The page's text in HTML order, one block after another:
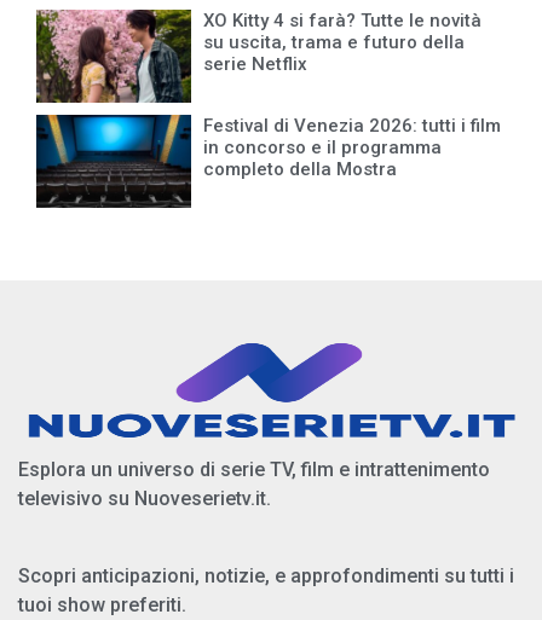
XO Kitty 4 si farà? Tutte le novità
su uscita, trama e futuro della
serie Netflix
Festival di Venezia 2026: tutti i film
in concorso e il programma
completo della Mostra
Esplora un universo di serie TV, film e intrattenimento
televisivo su Nuoveserietv.it.
Scopri anticipazioni, notizie, e approfondimenti su tutti i
tuoi show preferiti.